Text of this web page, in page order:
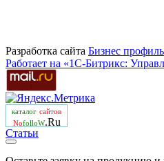
Разработка сайта Бизнеc профиль
Работает на «1С-Битрикс:
каталог сайтов
NofolloW.Ru
Статьи